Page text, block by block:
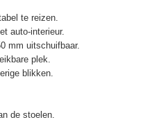
te reizen.
auto-interieur.
mm uitschuifbaar.
plek.
blikken.
de stoelen.